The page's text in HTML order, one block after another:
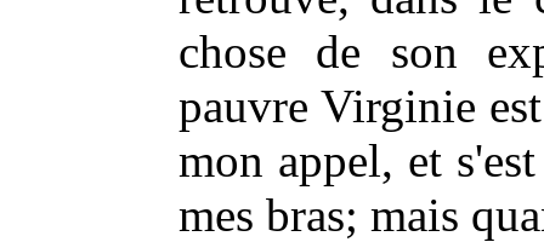
chose de son
pauvre Virginie
mon appel, et
mes bras; mais